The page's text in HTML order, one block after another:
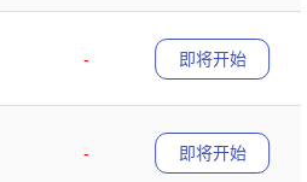
-
即将开始
-
即将开始